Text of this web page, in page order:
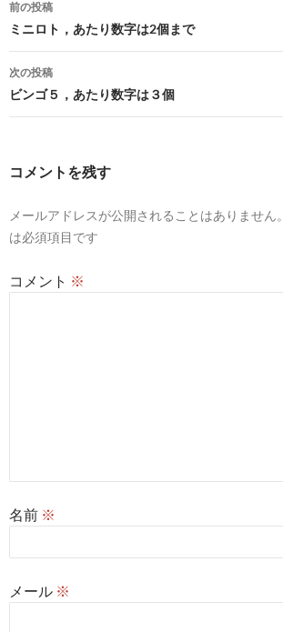
稿
ナ
ビ
ゲ
ョ
前の投稿
ミニロト，あたり数字は2個まで
次の投稿
ビンゴ５，あたり数字は３個
コメントを残す
メールアドレスが公開されることはありません。
は必須項目です
コメント ※
名前 ※
メール ※